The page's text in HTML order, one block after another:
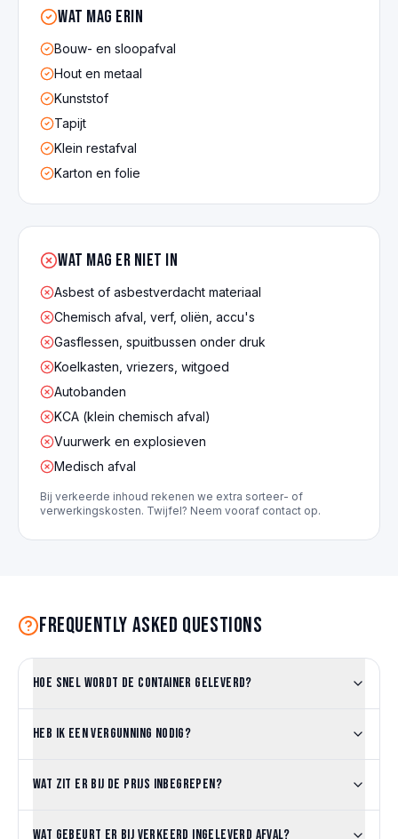
Wat mag erin
Bouw- en sloopafval
Hout en metaal
Kunststof
Tapijt
Klein restafval
Karton en folie
Wat mag er NIET in
Asbest of asbestverdacht materiaal
Chemisch afval, verf, oliën, accu's
Gasflessen, spuitbussen onder druk
Koelkasten, vriezers, witgoed
Autobanden
KCA (klein chemisch afval)
Vuurwerk en explosieven
Medisch afval
Bij verkeerde inhoud rekenen we extra sorteer- of
verwerkingskosten. Twijfel? Neem vooraf contact op.
Frequently asked questions
Hoe snel wordt de container geleverd?
Heb ik een vergunning nodig?
Wat zit er bij de prijs inbegrepen?
Wat gebeurt er bij verkeerd ingeleverd afval?